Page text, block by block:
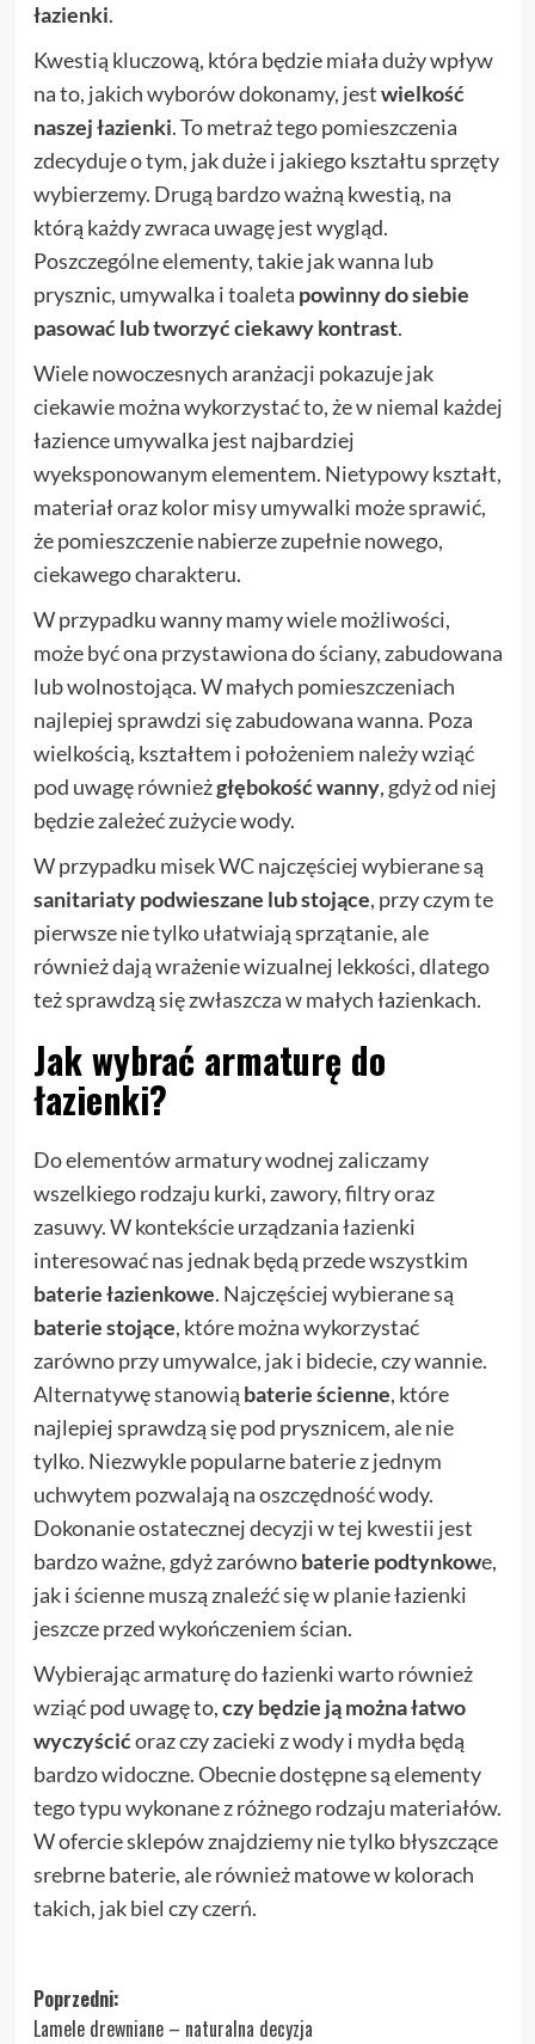
łazienki.
Kwestią kluczową, która będzie miała duży wpływ
na to, jakich wyborów dokonamy, jestwielkość
naszej łazienki. To metraż tego pomieszczenia
zdecyduje o tym, jak duże i jakiego kształtu sprzęty
wybierzemy. Drugą bardzo ważną kwestią, na
którą każdy zwraca uwagę jest wygląd.
Poszczególne elementy, takie jak wanna lub
prysznic, umywalka i toaleta powinny do siebie
pasować lub tworzyć ciekawy kontrast.
Wiele nowoczesnych aranżacji pokazuje jak
ciekawie można wykorzystać to, że w niemal każdej
łazience umywalka jest najbardziej
wyeksponowanym elementem. Nietypowy kształt,
materiał oraz kolor misy umywalki może sprawić,
że pomieszczenie nabierze zupełnie nowego,
ciekawego charakteru.
W przypadku wanny mamy wiele możliwości,
może być ona przystawiona do ściany, zabudowana
lub wolnostojąca. W małych pomieszczeniach
najlepiej sprawdzi się zabudowana wanna. Poza
wielkością, kształtem i położeniem należy wziąć
pod uwagę równieżgłębokość wanny, gdyż od niej
będzie zależeć zużycie wody.
W przypadku misek WC najczęściej wybierane są
sanitariaty podwieszane lub stojące, przy czym te
pierwsze nie tylko ułatwiają sprzątanie, ale
również dają wrażenie wizualnej lekkości, dlatego
też sprawdzą się zwłaszcza w małych łazienkach.
Jak wybrać armaturę do
łazienki?
Do elementów armatury wodnej zaliczamy
wszelkiego rodzaju kurki, zawory, filtry oraz
zasuwy. W kontekście urządzania łazienki
interesować nas jednak będą przede wszystkim
baterie łazienkowe. Najczęściej wybierane są
baterie stojące, które można wykorzystać
zarówno przy umywalce, jak i bidecie, czy wannie.
Alternatywę stanowią baterie ścienne, które
najlepiej sprawdzą się pod prysznicem, ale nie
tylko. Niezwykle popularne baterie z jednym
uchwytem pozwalają na oszczędność wody.
Dokonanie ostatecznej decyzji w tej kwestii jest
bardzo ważne, gdyż zarównobaterie podtynkowe,
jak i ścienne muszą znaleźć się w planie łazienki
jeszcze przed wykończeniem ścian.
Wybierając armaturę do łazienki warto również
wziąć pod uwagę to,czy będzie ją można łatwo
wyczyścićoraz czy zacieki z wody i mydła będą
bardzo widoczne. Obecnie dostępne są elementy
tego typu wykonane z różnego rodzaju materiałów.
W ofercie sklepów znajdziemy nie tylko błyszczące
srebrne baterie, ale również matowe w kolorach
takich, jak biel czy czerń.
Zobacz
Poprzedni:
Lamele drewniane – naturalna decyzja